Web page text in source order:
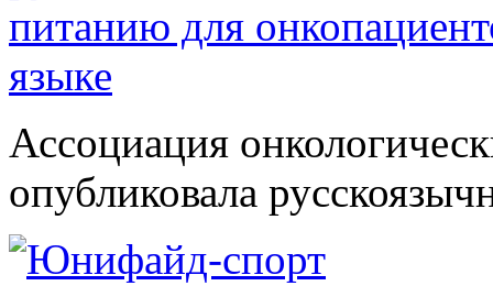
питанию для
языке
Ассоциация
опубликовала